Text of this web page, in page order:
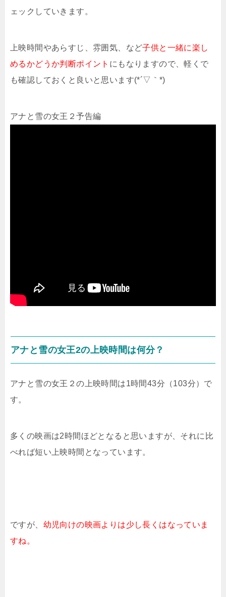
ェックしていきます。
上映時間やあらすじ、雰囲気、など子供と一緒に楽し
めるかどうか判断ポイント にもなりますので、軽くで
も確認しておくと良いと思います(*´▽｀*)
アナと雪の女王２予告編
アナと雪の女王2の上映時間は何分？
アナと雪の女王２の上映時間は1時間43分（103分）で
す。
多くの映画は2時間ほどとなると思いますが、それに比
べれば短い上映時間となっています。
ですが、 幼児向けの映画よりは少し長くはなっていま
すね。